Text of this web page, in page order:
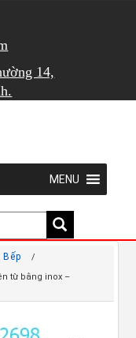
14,
MENU
/
từ bằng inox –